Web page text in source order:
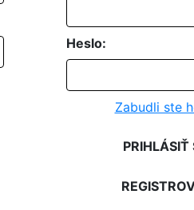
Heslo:
Zabudli ste
PRIHLÁSIŤ